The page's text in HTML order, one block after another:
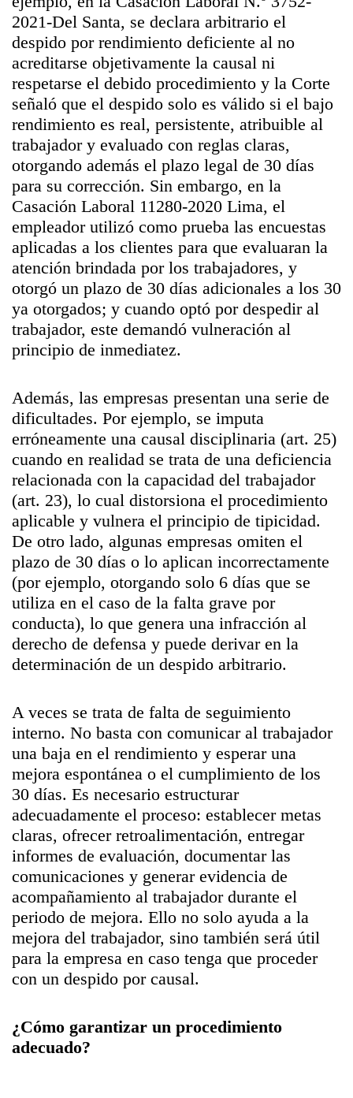
2021-Del Santa, se declara arbitrario el
despido por rendimiento deficiente al no
acreditarse objetivamente la causal ni
respetarse el debido procedimiento y la Corte
señaló que el despido solo es válido si el bajo
rendimiento es real, persistente, atribuible al
trabajador y evaluado con reglas claras,
otorgando además el plazo legal de 30 días
para su corrección. Sin embargo, en la
Casación Laboral 11280-2020 Lima, el
empleador utilizó como prueba las encuestas
aplicadas a los clientes para que evaluaran la
atención brindada por los trabajadores, y
otorgó un plazo de 30 días adicionales a los 30
ya otorgados; y cuando optó por despedir al
trabajador, este demandó vulneración al
principio de inmediatez.
Además, las empresas presentan una serie de
dificultades. Por ejemplo, se imputa
erróneamente una causal disciplinaria (art. 25)
cuando en realidad se trata de una deficiencia
relacionada con la capacidad del trabajador
(art. 23), lo cual distorsiona el procedimiento
aplicable y vulnera el principio de tipicidad.
De otro lado, algunas empresas omiten el
plazo de 30 días o lo aplican incorrectamente
(por ejemplo, otorgando solo 6 días que se
utiliza en el caso de la falta grave por
conducta), lo que genera una infracción al
derecho de defensa y puede derivar en la
determinación de un despido arbitrario.
A veces se trata de falta de seguimiento
interno. No basta con comunicar al trabajador
una baja en el rendimiento y esperar una
mejora espontánea o el cumplimiento de los
30 días. Es necesario estructurar
adecuadamente el proceso: establecer metas
claras, ofrecer retroalimentación, entregar
informes de evaluación, documentar las
comunicaciones y generar evidencia de
acompañamiento al trabajador durante el
periodo de mejora. Ello no solo ayuda a la
mejora del trabajador, sino también será útil
para la empresa en caso tenga que proceder
con un despido por causal.
¿Cómo garantizar un procedimiento
adecuado?